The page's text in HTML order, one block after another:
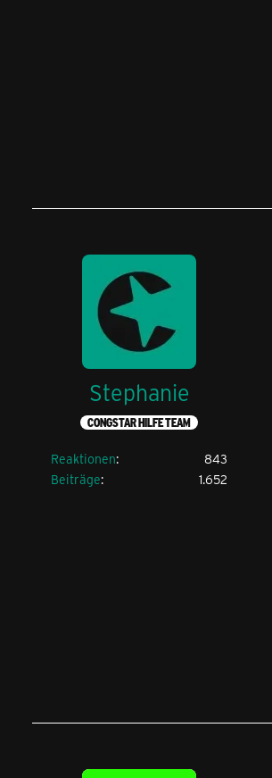
Stephanie
CONGSTAR HILFE TEAM
Reaktionen
843
Beiträge
1.652